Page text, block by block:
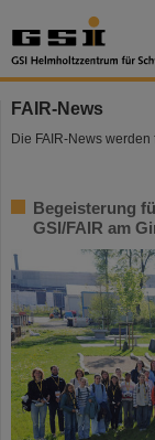
FAIR-News
Die FAIR-News
Begeisterung
GSI/FAIR am